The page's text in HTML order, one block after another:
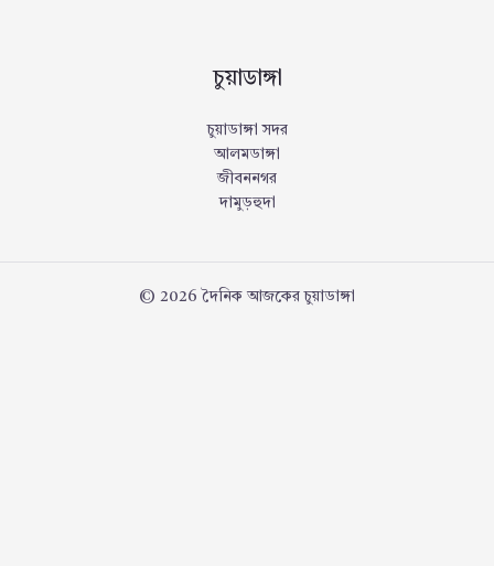
চুয়াডাঙ্গা
চুয়াডাঙ্গা সদর
আলমডাঙ্গা
জীবননগর
দামুড়হুদা
© 2026 দৈনিক আজকের চুয়াডাঙ্গা